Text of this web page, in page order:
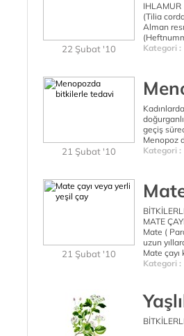
22 Şubat '10
IHLAMUR
(Tilia
Alman
Kategori :
21 Şubat '10
geçiş
Menopoz
Kategori :
21 Şubat '10
MATE
Mate (
uzun
Mate çayı
Kategori :